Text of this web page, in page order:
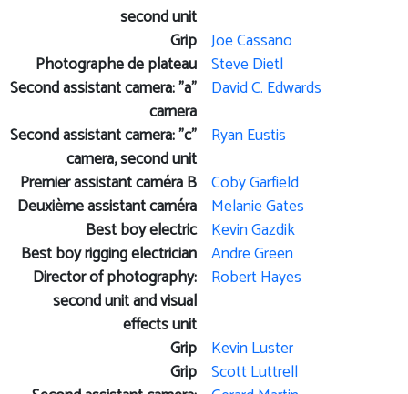
second unit
Grip Joe Cassano
Photographe de plateau Steve Dietl
Second assistant camera: "a"
camera
David C. Edwards
Second assistant camera: "c"
camera, second unit
Ryan Eustis
Premier assistant caméra B Coby Garfield
Deuxième assistant caméra Melanie Gates
Best boy electric Kevin Gazdik
Best boy rigging electrician Andre Green
Director of photography:
second unit and visual
effects unit
Robert Hayes
Grip Kevin Luster
Grip Scott Luttrell